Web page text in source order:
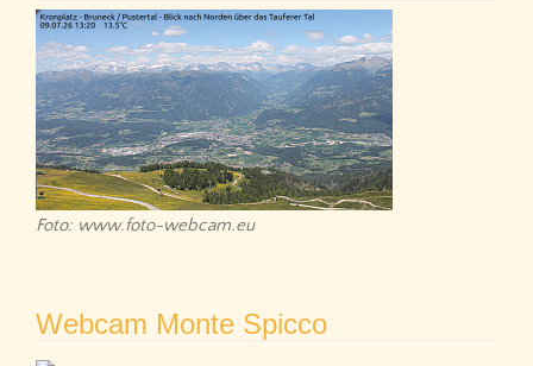
Foto: www.foto-webcam.eu
Webcam Monte Spicco